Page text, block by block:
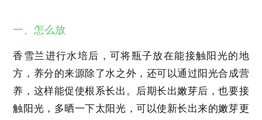
一、怎么放
香雪兰进行水培后，可将瓶子放在能接触阳光的地
方，养分的来源除了水之外，还可以通过阳光合成营
养，这样能促使根系长出。后期长出嫩芽后，也要接
触阳光，多晒一下太阳光，可以使新长出来的嫩芽更